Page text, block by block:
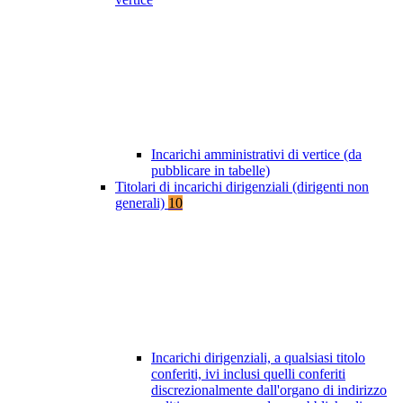
Incarichi amministrativi di vertice (da
pubblicare in tabelle)
Titolari di incarichi dirigenziali (dirigenti non
generali) 10
Incarichi dirigenziali, a qualsiasi titolo
conferiti, ivi inclusi quelli conferiti
discrezionalmente dall'organo di indirizzo